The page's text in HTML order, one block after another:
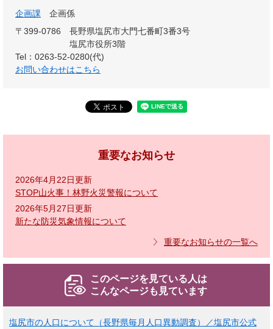
企画課
企画係
〒399-0786
長野県塩尻市大門七番町3番3号
塩尻市役所3階
Tel：0263-52-0280(代)
お問い合わせはこちら
重要なお知らせ
2026年4月22日更新
STOP山火事！林野火災警報について
2026年5月27日更新
新たな防災気象情報について
重要なお知らせの一覧へ
このページを見ている人は
こんなページも見ています
塩尻市の人口について（長野県毎月人口異動調査）／塩尻市公式